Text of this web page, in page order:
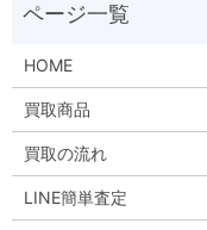
HOME
買取商品
買取の流れ
LINE簡単査定